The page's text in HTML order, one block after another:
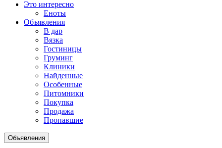
Это интересно
Еноты
Объявления
В дар
Вязка
Гостиницы
Груминг
Клиники
Найденные
Особенные
Питомники
Покупка
Продажа
Пропавшие
Объявления